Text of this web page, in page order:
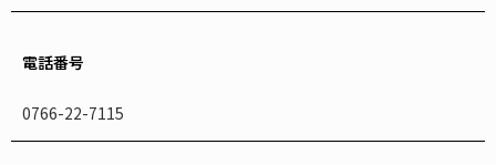
電話番号
0766-22-7115